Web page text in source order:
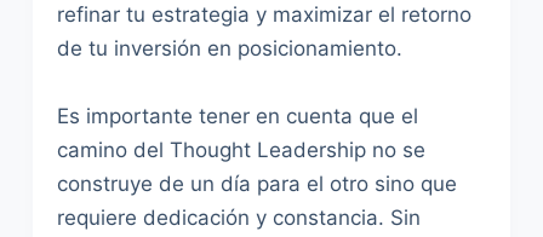
refinar tu estrategia y maximizar el retorno
de tu inversión en posicionamiento.
Es importante tener en cuenta que el
camino del Thought Leadership no se
construye de un día para el otro sino que
requiere dedicación y constancia. Sin